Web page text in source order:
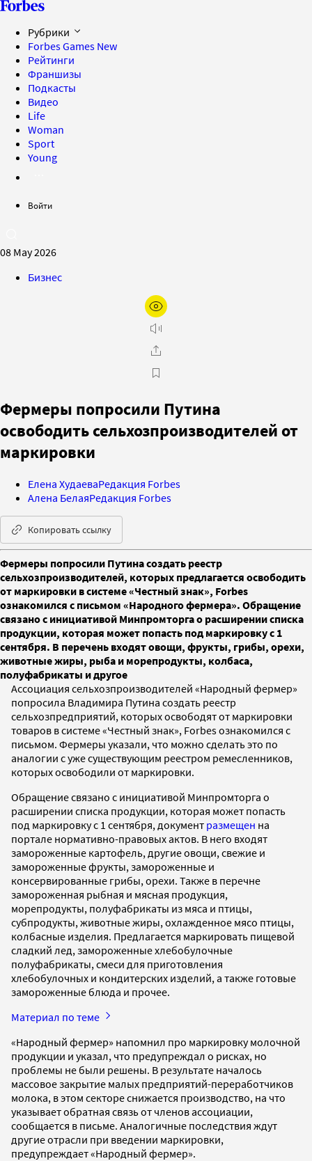
Рубрики
Forbes Games New
Рейтинги
Франшизы
Подкасты
Видео
Life
Woman
Sport
Young
Войти
08 May 2026
Бизнес
Фермеры попросили Путина
освободить сельхозпроизводителей от
маркировки
Елена ХудаеваРедакция Forbes
Алена БелаяРедакция Forbes
Копировать ссылку
Фермеры попросили Путина создать реестр
сельхозпроизводителей, которых предлагается освободить
от маркировки в системе «Честный знак», Forbes
ознакомился с письмом «Народного фермера». Обращение
связано с инициативой Минпромторга о расширении списка
продукции, которая может попасть под маркировку с 1
сентября. В перечень входят овощи, фрукты, грибы, орехи,
животные жиры, рыба и морепродукты, колбаса,
полуфабрикаты и другое
Ассоциация сельхозпроизводителей «Народный фермер»
попросила Владимира Путина создать реестр
сельхозпредприятий, которых освободят от маркировки
товаров в системе «Честный знак», Forbes ознакомился с
письмом. Фермеры указали, что можно сделать это по
аналогии с уже существующим реестром ремесленников,
которых освободили от маркировки.
Обращение связано с инициативой Минпромторга о
расширении списка продукции, которая может попасть
под маркировку с 1 сентября, документ размещен на
портале нормативно-правовых актов. В него входят
замороженные картофель, другие овощи, свежие и
замороженные фрукты, замороженные и
консервированные грибы, орехи. Также в перечне
замороженная рыбная и мясная продукция,
морепродукты, полуфабрикаты из мяса и птицы,
субпродукты, животные жиры, охлажденное мясо птицы,
колбасные изделия. Предлагается маркировать пищевой
сладкий лед, замороженные хлебобулочные
полуфабрикаты, смеси для приготовления
хлебобулочных и кондитерских изделий, а также готовые
замороженные блюда и прочее.
Материал по теме
«Народный фермер» напомнил про маркировку молочной
продукции и указал, что предупреждал о рисках, но
проблемы не были решены. В результате началось
массовое закрытие малых предприятий-переработчиков
молока, в этом секторе снижается производство, на что
указывает обратная связь от членов ассоциации,
сообщается в письме. Аналогичные последствия ждут
другие отрасли при введении маркировки,
предупреждает «Народный фермер».